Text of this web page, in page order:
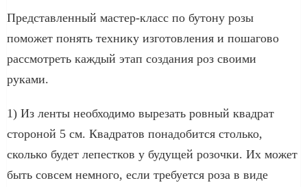
Представленный мастер-класс по бутону розы
поможет понять технику изготовления и пошагово
рассмотреть каждый этап создания роз своими
руками.
1) Из ленты необходимо вырезать ровный квадрат
стороной 5 см. Квадратов понадобится столько,
сколько будет лепестков у будущей розочки. Их может
быть совсем немного, если требуется роза в виде